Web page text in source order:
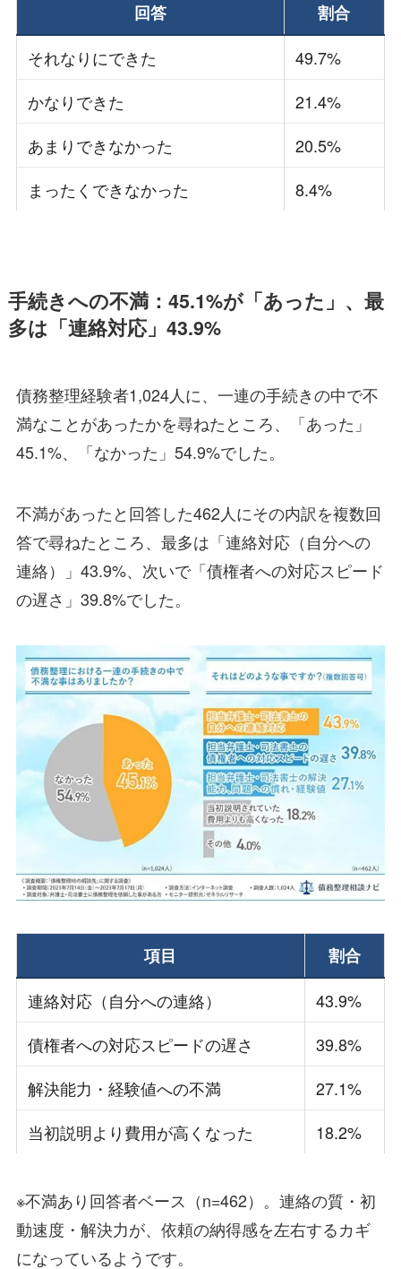
回答
割合
それなりにできた
49.7%
かなりできた
21.4%
あまりできなかった
20.5%
まったくできなかった
8.4%
手続きへの不満：45.1%が「あった」、最
多は「連絡対応」43.9%
債務整理経験者1,024人に、一連の手続きの中で不
満なことがあったかを尋ねたところ、「あった」
45.1%、「なかった」54.9%でした。
不満があったと回答した462人にその内訳を複数回
答で尋ねたところ、最多は「連絡対応（自分への
連絡）」43.9%、次いで「債権者への対応スピード
の遅さ」39.8%でした。
項目
割合
連絡対応（自分への連絡）
43.9%
債権者への対応スピードの遅さ
39.8%
解決能力・経験値への不満
27.1%
当初説明より費用が高くなった
18.2%
※不満あり回答者ベース（n=462）。連絡の質・初
動速度・解決力が、依頼の納得感を左右するカギ
になっているようです。